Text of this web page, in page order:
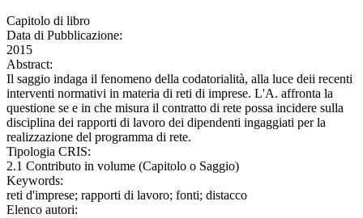
Capitolo di libro
Data di Pubblicazione:
2015
Abstract:
Il saggio indaga il fenomeno della codatorialità, alla luce deii recenti
interventi normativi in materia di reti di imprese. L'A. affronta la
questione se e in che misura il contratto di rete possa incidere sulla
disciplina dei rapporti di lavoro dei dipendenti ingaggiati per la
realizzazione del programma di rete.
Tipologia CRIS:
2.1 Contributo in volume (Capitolo o Saggio)
Keywords:
reti d'imprese; rapporti di lavoro; fonti; distacco
Elenco autori: